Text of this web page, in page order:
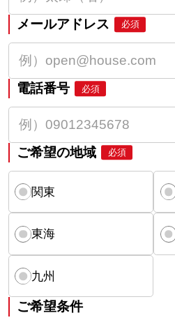
メールアドレス 必須
電話番号 必須
ご希望の地域 必須
関東
東海
九州
ご希望条件